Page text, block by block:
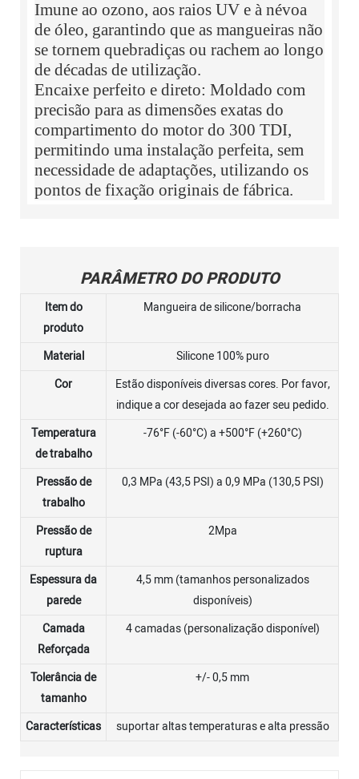
Imune ao ozono, aos raios UV e à névoa
de óleo, garantindo que as mangueiras não
se tornem quebradiças ou rachem ao longo
de décadas de utilização.
Encaixe perfeito e direto: Moldado com
precisão para as dimensões exatas do
compartimento do motor do 300 TDI,
permitindo uma instalação perfeita, sem
necessidade de adaptações, utilizando os
pontos de fixação originais de fábrica.
PARÂMETRO DO PRODUTO
Item do
produto
Mangueira de silicone/borracha
Material
Silicone 100% puro
Cor
Estão disponíveis diversas cores. Por favor,
indique a cor desejada ao fazer seu pedido.
Temperatura
de trabalho
-76°F (-60°C) a +500°F (+260°C)
Pressão de
trabalho
0,3 MPa (43,5 PSI) a 0,9 MPa (130,5 PSI)
Pressão de
ruptura
2Mpa
Espessura da
parede
4,5 mm (tamanhos personalizados
disponíveis)
Camada
Reforçada
4 camadas (personalização disponível)
Tolerância de
tamanho
+/- 0,5 mm
Características suportar altas temperaturas e alta pressão